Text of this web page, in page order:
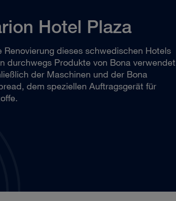
Hotel Plaza
Renovierung dieses schwedischen Hotels
durchwegs Produkte von Bona
der Maschinen und der Bona
dem speziellen Auftragsgerät für